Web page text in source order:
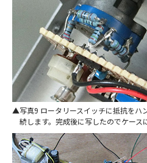
写真9 ロータリースイッチに抵抗を
続します。完成後に写したのでケース